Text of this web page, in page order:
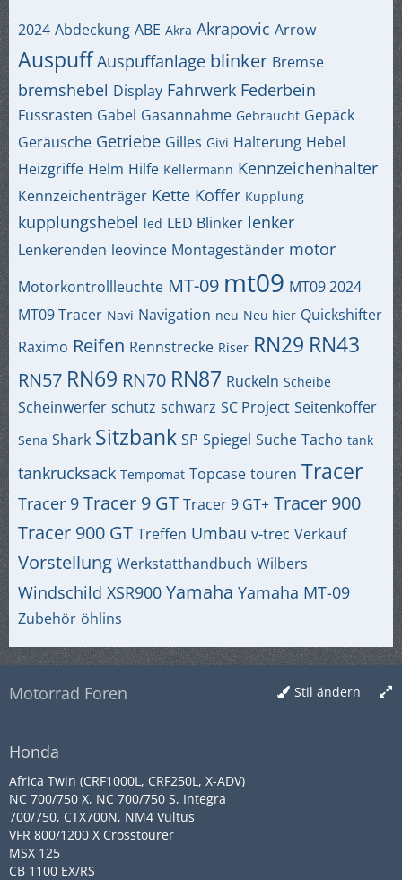
2024 Abdeckung ABE Akra Akrapovic Arrow
Auspuff Auspuffanlage blinker Bremse
bremshebel Display Fahrwerk Federbein
Fussrasten Gabel Gasannahme Gebraucht Gepäck
Geräusche Getriebe Gilles Givi Halterung Hebel
Heizgriffe Helm Hilfe Kellermann Kennzeichenhalter
Kennzeichenträger Kette Koffer Kupplung
kupplungshebel led LED Blinker lenker
Lenkerenden leovince Montageständer motor
Motorkontrollleuchte MT-09 mt09 MT09 2024
MT09 Tracer Navi Navigation neu Neu hier Quickshifter
Raximo Reifen Rennstrecke Riser RN29 RN43
RN57 RN69 RN70 RN87 Ruckeln Scheibe
Scheinwerfer schutz schwarz SC Project Seitenkoffer
Sena Shark Sitzbank SP Spiegel Suche Tacho tank
tankrucksack Tempomat Topcase touren Tracer
Tracer 9 Tracer 9 GT Tracer 9 GT+ Tracer 900
Tracer 900 GT Treffen Umbau v-trec Verkauf
Vorstellung Werkstatthandbuch Wilbers
Windschild XSR900 Yamaha Yamaha MT-09
Zubehör öhlins
Stil ändern
Motorrad Foren
Honda
Africa Twin (CRF1000L, CRF250L, X-ADV)
NC 700/750 X, NC 700/750 S, Integra
700/750, CTX700N, NM4 Vultus
VFR 800/1200 X Crosstourer
MSX 125
CB 1100 EX/RS